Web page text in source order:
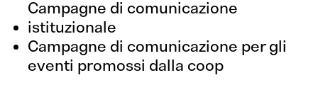
Campagne di comunicazione
istituzionale
Campagne di comunicazione per gli
eventi promossi dalla coop